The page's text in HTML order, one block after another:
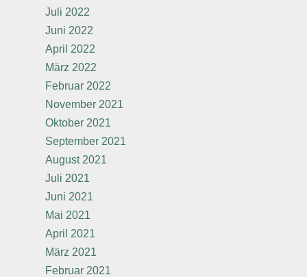
Juli 2022
Juni 2022
April 2022
März 2022
Februar 2022
November 2021
Oktober 2021
September 2021
August 2021
Juli 2021
Juni 2021
Mai 2021
April 2021
März 2021
Februar 2021